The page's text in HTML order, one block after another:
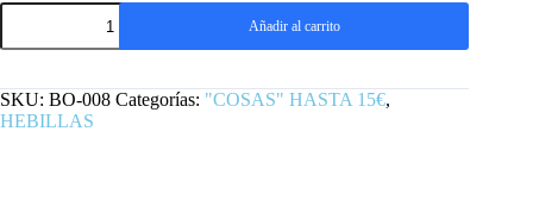
HEBILLA
ANTIFASCIST
ACTION
Añadir al carrito
SKU: BO-008 Categorías: "COSAS" HASTA 15€,
HEBILLAS